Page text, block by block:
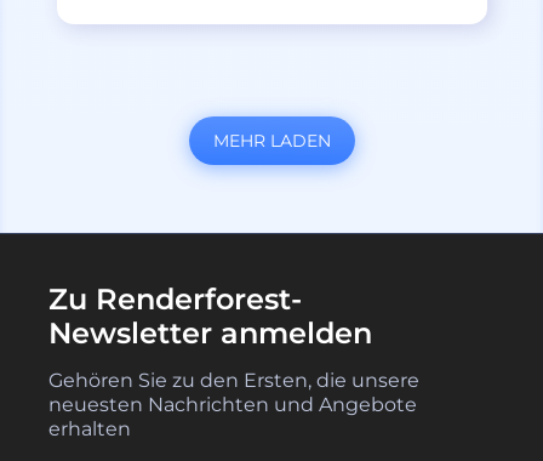
MEHR LADEN
Zu Renderforest-
Newsletter anmelden
Gehören Sie zu den Ersten, die unsere
neuesten Nachrichten und Angebote
erhalten